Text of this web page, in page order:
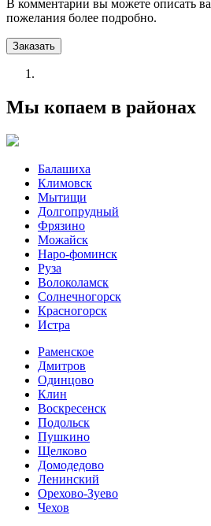
В комментарии вы можете описать
пожелания более подробно.
Заказать
Мы копаем в районах
Балашиха
Климовск
Мытищи
Долгопрудный
Фрязино
Можайск
Наро-фоминск
Руза
Волоколамск
Солнечногорск
Красногорск
Истра
Раменское
Дмитров
Одинцово
Клин
Воскресенск
Подольск
Пушкино
Щелково
Домодедово
Ленинский
Орехово-Зуево
Чехов